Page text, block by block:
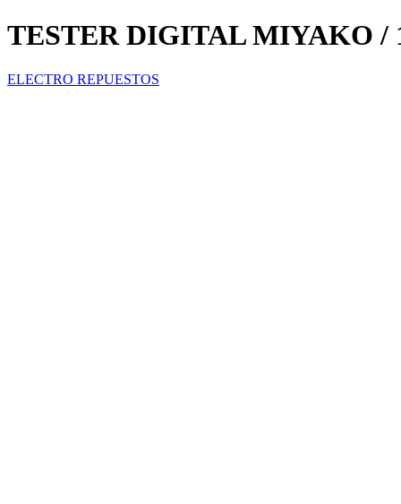
TESTER DIGITAL MIYAKO /
ELECTRO REPUESTOS